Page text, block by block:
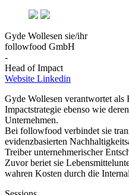
Gyde Wollesen sie/ihr
followfood GmbH
-
Head of Impact
Website Linkedin
Gyde Wollesen verantwortet
Impactstrategie ebenso wie
Unternehmen.
Bei followfood verbindet sie
evidenzbasierten
Treiber unternehmerischer
Zuvor beriet sie
wahren Kosten durch die